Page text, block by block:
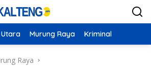
Murung Raya Kriminal
Raya